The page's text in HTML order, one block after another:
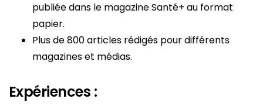
publiée dans le magazine Santé+ au format
papier.
Plus de 800 articles rédigés pour différents
magazines et médias.
Expériences :